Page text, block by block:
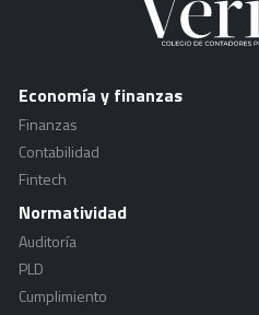
Economía y finanzas
Finanzas
Contabilidad
Fintech
Normatividad
Auditoría
PLD
Cumplimiento